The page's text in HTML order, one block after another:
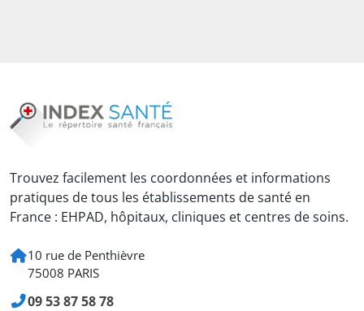
Trouvez facilement les coordonnées et informations
pratiques de tous les établissements de santé en
France : EHPAD, hôpitaux, cliniques et centres de soins.
10 rue de Penthièvre
75008 PARIS
09 53 87 58 78